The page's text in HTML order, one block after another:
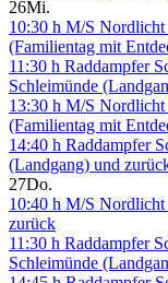
26Mi.
10:30 h M/S
(Familientag mit
11:30 h Raddampfer
Schleimünde
13:30 h M/S
(Familientag mit
14:40 h Raddampfer
(Landgang) und
27Do.
10:40 h M/S
zurück
11:30 h Raddampfer
Schleimünde